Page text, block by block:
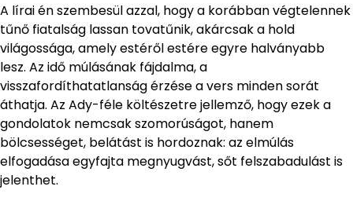
A lírai én szembesül azzal, hogy a korábban végtelennek
tűnő fiatalság lassan tovatűnik, akárcsak a hold
világossága, amely estéről estére egyre halványabb
lesz. Az idő múlásának fájdalma, a
visszafordíthatatlanság érzése a vers minden sorát
áthatja. Az Ady-féle költészetre jellemző, hogy ezek a
gondolatok nemcsak szomorúságot, hanem
bölcsességet, belátást is hordoznak: az elmúlás
elfogadása egyfajta megnyugvást, sőt felszabadulást is
jelenthet.